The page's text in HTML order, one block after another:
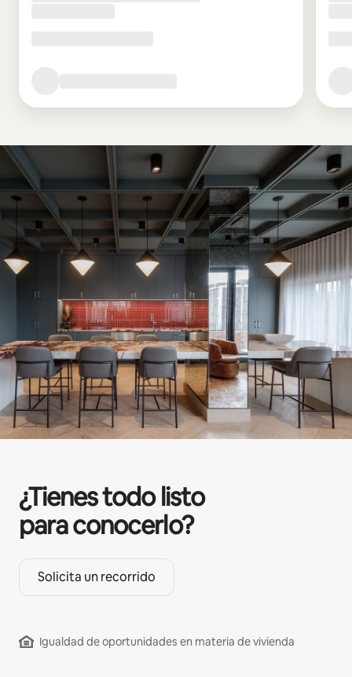
¿Tienes todo listo
para conocerlo?
Solicita un recorrido
Igualdad de oportunidades en materia de vivienda